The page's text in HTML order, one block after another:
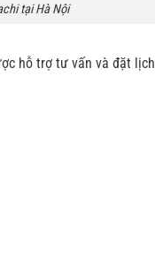
tại Hà Nội
hỗ trợ tư vấn và đặt